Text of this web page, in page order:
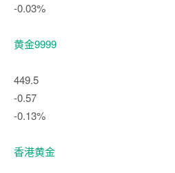
-0.03%
黄金9999
449.5
-0.57
-0.13%
香港黄金